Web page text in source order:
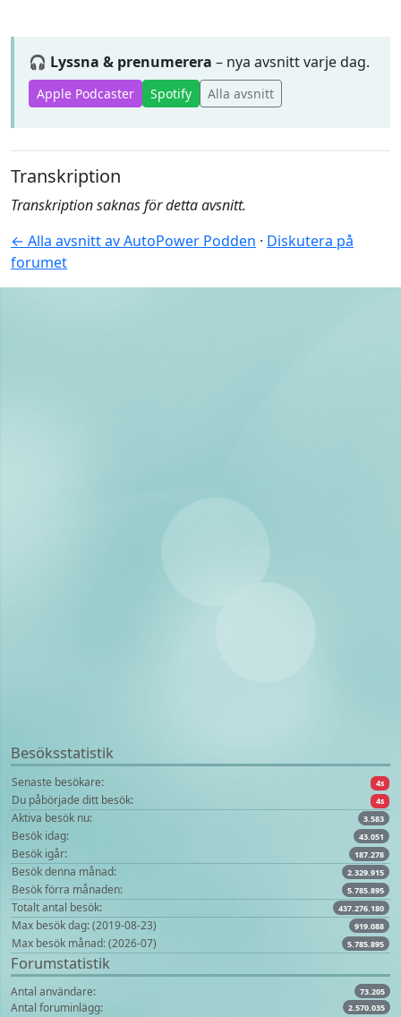
🎧 Lyssna & prenumerera – nya avsnitt varje dag.
Apple Podcaster Spotify Alla avsnitt
Transkription
Transkription saknas för detta avsnitt.
← Alla avsnitt av AutoPower Podden · Diskutera på
forumet
Besöksstatistik
Senaste besökare: 4s
Du påbörjade ditt besök: 4s
Aktiva besök nu: 3.583
Besök idag: 43.051
Besök igår: 187.278
Besök denna månad: 2.329.915
Besök förra månaden: 5.785.895
Totalt antal besök: 437.276.180
Max besök dag: (2019-08-23) 919.088
Max besök månad: (2026-07) 5.785.895
Forumstatistik
Antal användare: 73.205
Antal foruminlägg: 2.570.035